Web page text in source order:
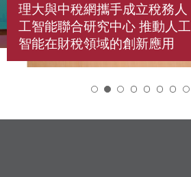
理大與中稅網攜手成立稅務人
工智能聯合研究中心 推動人工
智能在財稅領域的創新應用